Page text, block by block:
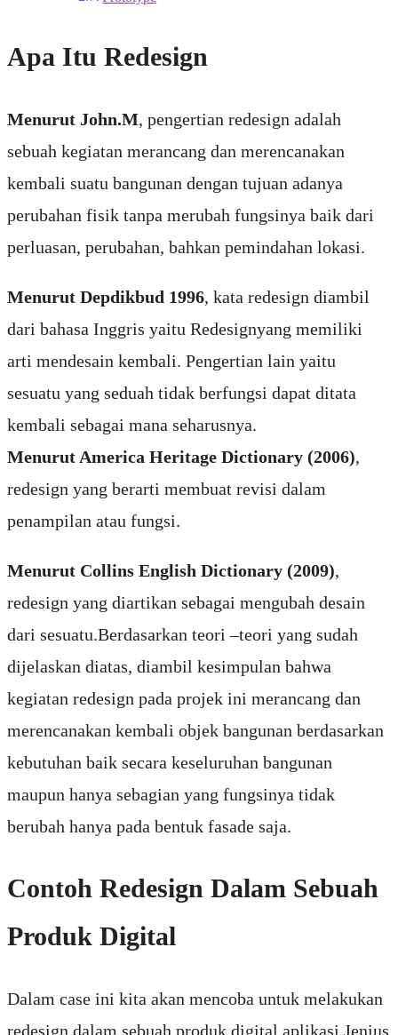
Apa Itu Redesign
Menurut John.M, pengertian redesign adalah
sebuah kegiatan merancang dan merencanakan
kembali suatu bangunan dengan tujuan adanya
perubahan fisik tanpa merubah fungsinya baik dari
perluasan, perubahan, bahkan pemindahan lokasi.
Menurut Depdikbud 1996, kata redesign diambil
dari bahasa Inggris yaitu Redesignyang memiliki
arti mendesain kembali. Pengertian lain yaitu
sesuatu yang seduah tidak berfungsi dapat ditata
kembali sebagai mana seharusnya.
Menurut America Heritage Dictionary (2006),
redesign yang berarti membuat revisi dalam
penampilan atau fungsi.
Menurut Collins English Dictionary (2009),
redesign yang diartikan sebagai mengubah desain
dari sesuatu.Berdasarkan teori –teori yang sudah
dijelaskan diatas, diambil kesimpulan bahwa
kegiatan redesign pada projek ini merancang dan
merencanakan kembali objek bangunan berdasarkan
kebutuhan baik secara keseluruhan bangunan
maupun hanya sebagian yang fungsinya tidak
berubah hanya pada bentuk fasade saja.
Contoh Redesign Dalam Sebuah
Produk Digital
Dalam case ini kita akan mencoba untuk melakukan
redesign dalam sebuah produk digital aplikasi Jenius